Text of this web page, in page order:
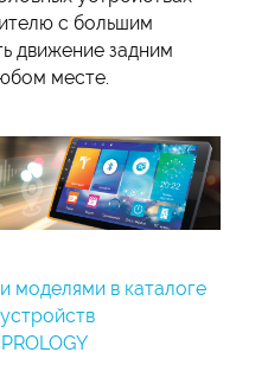
с большим
движение задним
месте.
моделями в каталоге